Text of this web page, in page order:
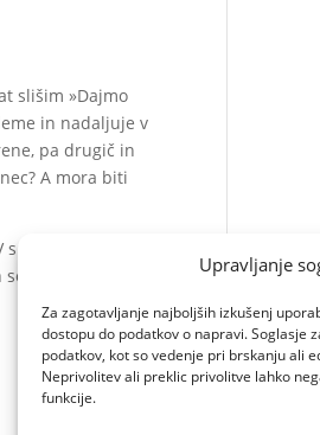
Upravljanje
Za zagotavljanje najboljših izkušenj
dostopu do podatkov o napravi. Soglasje
podatkov, kot so vedenje pri brskanju ali
Neprivolitev ali preklic privolitve lahko
funkcije.
slišim »Dajmo
in nadaljuje v
pa drugič in
A mora biti
je bila
tudi s svojim